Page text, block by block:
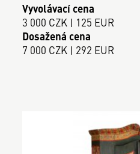
Vyvolávací cena
3 000 CZK | 125 EUR
Dosažená cena
7 000 CZK | 292 EUR